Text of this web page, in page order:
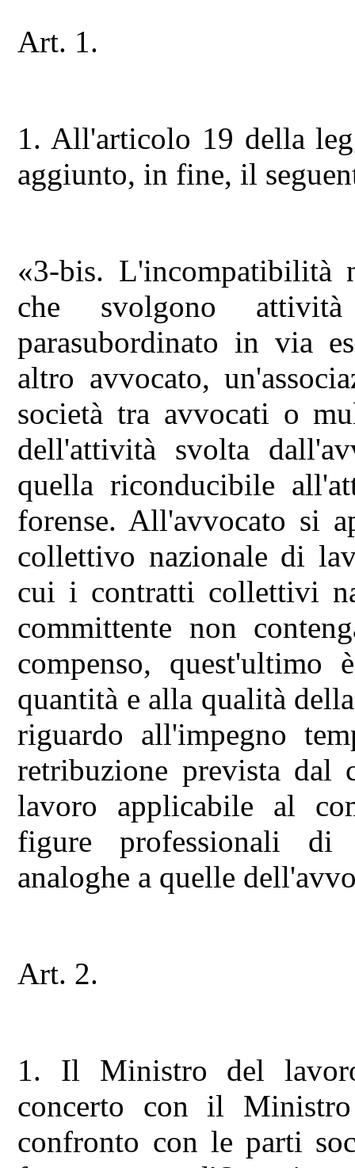
Art. 1.
1. All'articolo 19 della
aggiunto, in fine, il
«3-bis.
che svolgono
parasubordinato in via
altro avvocato,
società tra avvocati o
dell'attività svolta
quella riconducibile
forense. All'avvocato si
collettivo nazionale di
cui i contratti collettivi
committente non
compenso, quest'ultimo
quantità e alla qualità
riguardo all'impegno
retribuzione prevista dal
lavoro applicabile al
figure professionali di
analoghe a quelle
Art. 2.
1. Il Ministro del
concerto con il
confronto con le parti